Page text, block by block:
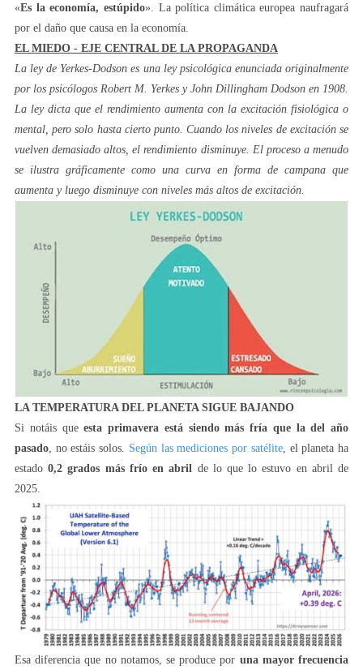
«Es la economía, estúpido». La política climática europea naufragará
por el daño que causa en la economía.
EL MIEDO - EJE CENTRAL DE LA PROPAGANDA
La ley de Yerkes-Dodson es una ley psicológica enunciada originalmente
por los psicólogos Robert M. Yerkes y John Dillingham Dodson en 1908.
La ley dicta que el rendimiento aumenta con la excitación fisiológica o
mental, pero solo hasta cierto punto. Cuando los niveles de excitación se
vuelven demasiado altos, el rendimiento disminuye. El proceso a menudo
se ilustra gráficamente como una curva en forma de campana que
aumenta y luego disminuye con niveles más altos de excitación.
LA TEMPERATURA DEL PLANETA SIGUE BAJANDO
Si notáis queesta primavera está siendo más fría que la del año
pasado , no estáis solos. Según las mediciones por satélite, el planeta ha
estado0,2 grados más frío en abril de lo que lo estuvo en abril de
2025.
Esa diferencia que no notamos, se produce por una mayor frecuencia